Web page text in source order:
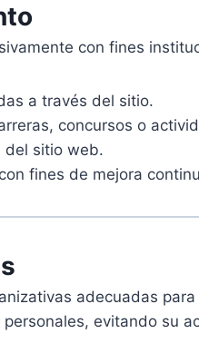
con fines
a través del sitio.
concursos o
del sitio web.
fines de mejora
adecuadas
evitando su